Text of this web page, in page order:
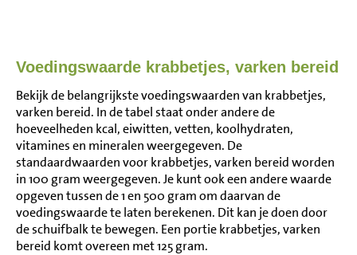
Voedingswaarde krabbetjes, varken bereid
Bekijk de belangrijkste voedingswaarden van krabbetjes,
varken bereid. In de tabel staat onder andere de
hoeveelheden kcal, eiwitten, vetten, koolhydraten,
vitamines en mineralen weergegeven. De
standaardwaarden voor krabbetjes, varken bereid worden
in 100 gram weergegeven. Je kunt ook een andere waarde
opgeven tussen de 1 en 500 gram om daarvan de
voedingswaarde te laten berekenen. Dit kan je doen door
de schuifbalk te bewegen. Een portie krabbetjes, varken
bereid komt overeen met 125 gram.